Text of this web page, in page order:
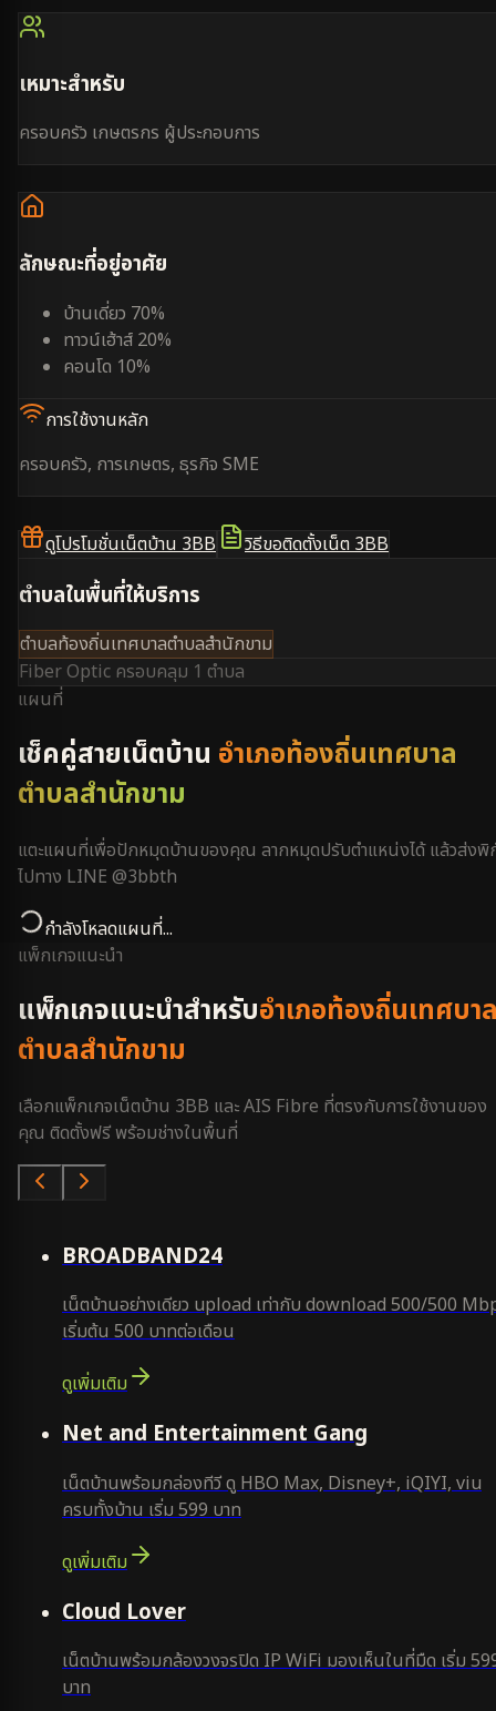
เหมาะสำหรับ
ครอบครัว เกษตรกร ผู้ประกอบการ
ลักษณะที่อยู่อาศัย
บ้านเดี่ยว 70%
ทาวน์เฮ้าส์ 20%
คอนโด 10%
การใช้งานหลัก
ครอบครัว, การเกษตร, ธุรกิจ SME
ดูโปรโมชั่นเน็ตบ้าน 3BB วิธีขอติดตั้งเน็ต 3BB
ตำบลในพื้นที่ให้บริการ
ตำบลท้องถิ่นเทศบาลตำบลสำนักขาม
Fiber Optic ครอบคลุม 1 ตำบล
แผนที่
เช็คคู่สายเน็ตบ้าน อำเภอท้องถิ่นเทศบาล
ตำบลสำนักขาม
แตะแผนที่เพื่อปักหมุดบ้านของคุณ ลากหมุดปรับตำแหน่งได้ แล้วส่งพิ
ไปทาง LINE @3bbth
กำลังโหลดแผนที่...
แพ็กเกจแนะนำ
แพ็กเกจแนะนำสำหรับอำเภอท้องถิ่นเทศบา
ตำบลสำนักขาม
เลือกแพ็กเกจเน็ตบ้าน 3BB และ AIS Fibre ที่ตรงกับการใช้งานของ
คุณ ติดตั้งฟรี พร้อมช่างในพื้นที่
BROADBAND24
เน็ตบ้านอย่างเดียว upload เท่ากับ download 500/500
เริ่มต้น 500 บาทต่อเดือน
ดูเพิ่มเติม
Net and Entertainment Gang
เน็ตบ้านพร้อมกล่องทีวี ดู HBO Max, Disney+, iQIYI, viu
ครบทั้งบ้าน เริ่ม 599 บาท
ดูเพิ่มเติม
Cloud Lover
เน็ตบ้านพร้อมกล้องวงจรปิด IP WiFi มองเห็นในที่มืด เริ่ม
บาท